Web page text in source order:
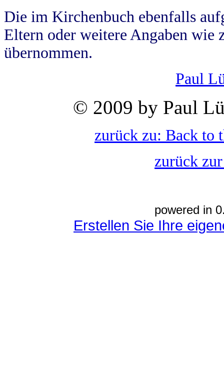
Die im Kirchenbuch ebenfalls
Eltern oder weitere Angaben wie
übernommen.
Paul
© 2009 by Paul
zurück zu: Back to
zurück
powered in
Erstellen Sie Ihre